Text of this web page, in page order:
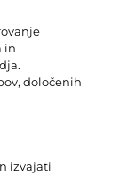
in
določenih
izvajati